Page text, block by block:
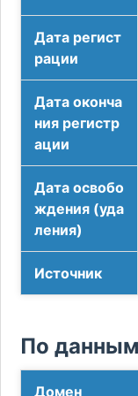
Дата регист
рации
Дата оконча
ния регистр
ации
Дата освобо
ждения (уда
ления)
Источник
По
Домен